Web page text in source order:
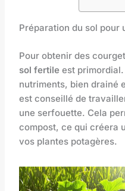
Préparation du sol pour
Pour obtenir des
sol fertile est
nutriments, bien drainé
est conseillé de
une serfouette. Cela
compost, ce qui créera
vos plantes potagères.